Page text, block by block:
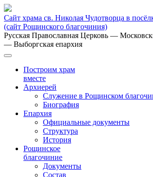
Сайт храма св. Николая Чудотворца в
(сайт Рощинского благочиния)
Русская Православная Церковь —
— Выборгская епархия
Построим храм
вместе
Архиерей
Служение в Рощинском
Биография
Епархия
Официальные документы
Структура
История
Рощинское
благочиние
Документы
Состав